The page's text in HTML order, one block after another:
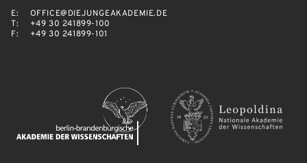
E:
OFFICE@DIEJUNGEAKADEMIE.DE
T:
+49 30 241899-100
F:
+49 30 241899-101